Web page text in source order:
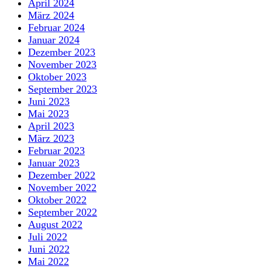
April 2024
März 2024
Februar 2024
Januar 2024
Dezember 2023
November 2023
Oktober 2023
September 2023
Juni 2023
Mai 2023
April 2023
März 2023
Februar 2023
Januar 2023
Dezember 2022
November 2022
Oktober 2022
September 2022
August 2022
Juli 2022
Juni 2022
Mai 2022